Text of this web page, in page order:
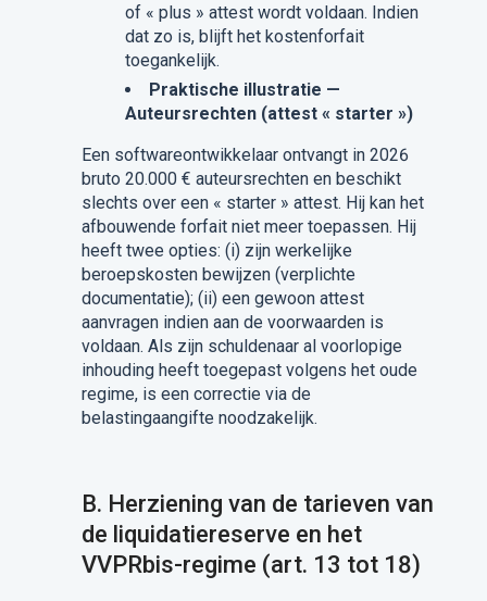
of « plus » attest wordt voldaan. Indien
dat zo is, blijft het kostenforfait
toegankelijk.
Praktische illustratie —
Auteursrechten (attest « starter »)
Een softwareontwikkelaar ontvangt in 2026
bruto 20.000 € auteursrechten en beschikt
slechts over een « starter » attest. Hij kan het
afbouwende forfait niet meer toepassen. Hij
heeft twee opties: (i) zijn werkelijke
beroepskosten bewijzen (verplichte
documentatie); (ii) een gewoon attest
aanvragen indien aan de voorwaarden is
voldaan. Als zijn schuldenaar al voorlopige
inhouding heeft toegepast volgens het oude
regime, is een correctie via de
belastingaangifte noodzakelijk.
B. Herziening van de tarieven van
de liquidatiereserve en het
VVPRbis-regime (art. 13 tot 18)